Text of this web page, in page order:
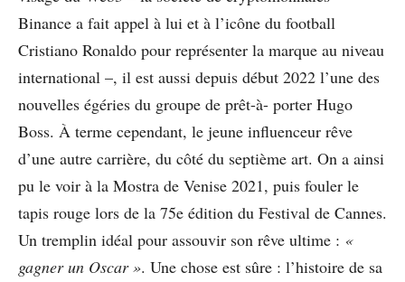
Binance a fait appel à lui et à l’icône du football
Cristiano Ronaldo pour représenter la marque au niveau
international –, il est aussi depuis début 2022 l’une des
nouvelles égéries du groupe de prêt-à- porter Hugo
Boss. À terme cependant, le jeune influenceur rêve
d’une autre carrière, du côté du septième art. On a ainsi
pu le voir à la Mostra de Venise 2021, puis fouler le
tapis rouge lors de la 75e édition du Festival de Cannes.
Un tremplin idéal pour assouvir son rêve ultime : «
gagner un Oscar ». Une chose est sûre : l’histoire de sa